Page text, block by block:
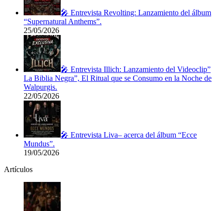
🎤 Entrevista Revolting: Lanzamiento del álbum
“Supernatural Anthems”.
25/05/2026
🎤 Entrevista Illich: Lanzamiento del Videoclip”
La Biblia Negra”, El Ritual que se Consumo en la Noche de
Walpurgis.
22/05/2026
🎤 Entrevista Liva– acerca del álbum “Ecce
Mundus”.
19/05/2026
Artículos